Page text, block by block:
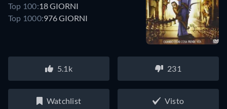
Top 100:18 GIORNI
Top 1000:976 GIORNI
5.1k 231
Watchlist Visto